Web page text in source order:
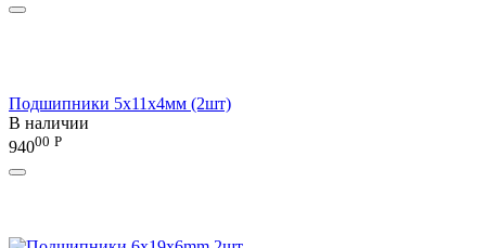
Подшипники 5х11х4мм (2шт)
В наличии
94000 Р